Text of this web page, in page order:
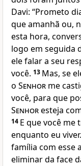
Davi: “Prometo
que amanhã ou,
esta hora,
logo em seguida
ele falar a seu
você. 13 Mas, se
o Senhor me
você, para que
Senhoresteja
14 E que você me
enquanto eu
família com esse
eliminar da face